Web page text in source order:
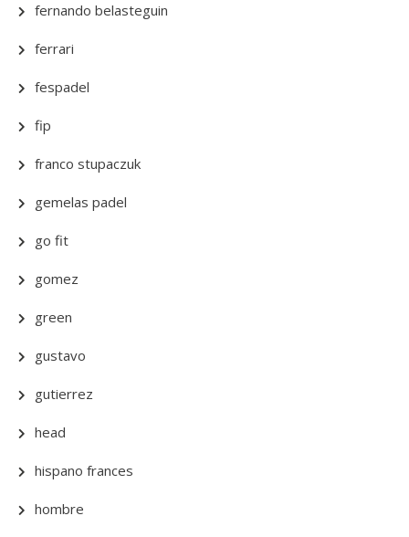
fernando belasteguin
ferrari
fespadel
fip
franco stupaczuk
gemelas padel
go fit
gomez
green
gustavo
gutierrez
head
hispano frances
hombre